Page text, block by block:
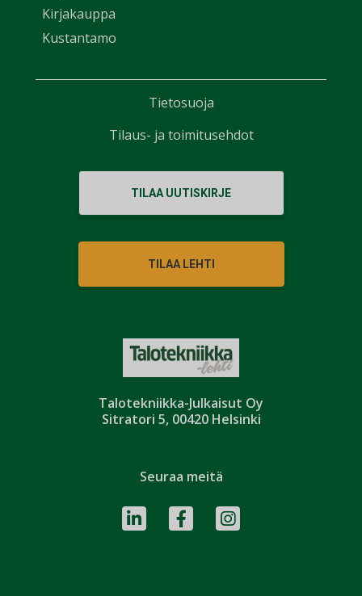
Talotekniikka-Julkaisut Oy
Sitratori 5, 00420 Helsinki
Kirjakauppa
Kustantamo
TILAA UUTISKIRJE
TILAA LEHTI
Seuraa meitä
Tietosuoja
Tilaus- ja toimitusehdot